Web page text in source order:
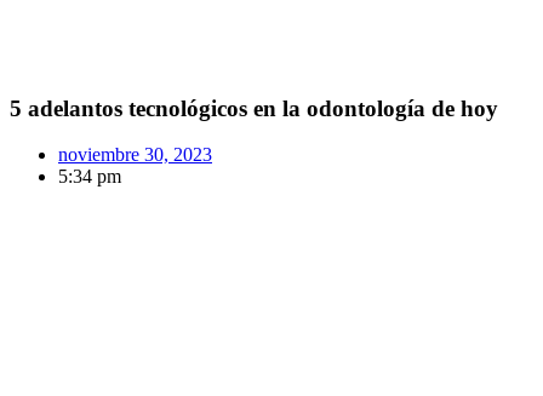
5 adelantos tecnológicos en la odontología de hoy
noviembre 30, 2023
5:34 pm